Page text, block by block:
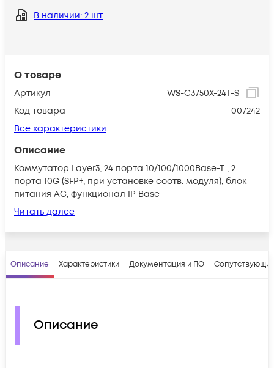
О товаре
Артикул
WS-C3750X-24T-S
Код товара
007242
Все характеристики
Описание
Коммутатор Layer3, 24 порта 10/100/1000Base-T , 2
порта 10G (SFP+, при установке соотв. модуля), блок
питания AC, функционал IP Base
Читать далее
В наличии: 2 шт
Описание Характеристики Документация и ПО
Описание